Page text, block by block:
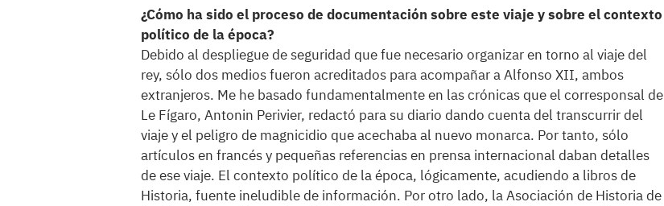
¿Cómo ha sido el proceso de documentación sobre este viaje y sobre el contexto
político de la época?
Debido al despliegue de seguridad que fue necesario organizar en torno al viaje del
rey, sólo dos medios fueron acreditados para acompañar a Alfonso XII, ambos
extranjeros. Me he basado fundamentalmente en las crónicas que el corresponsal de
Le Fígaro, Antonin Perivier, redactó para su diario dando cuenta del transcurrir del
viaje y el peligro de magnicidio que acechaba al nuevo monarca. Por tanto, sólo
artículos en francés y pequeñas referencias en prensa internacional daban detalles
de ese viaje. El contexto político de la época, lógicamente, acudiendo a libros de
Historia, fuente ineludible de información. Por otro lado, la Asociación de Historia de